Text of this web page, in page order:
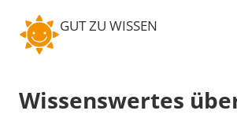
GUT ZU WISSEN
Wissenswertes